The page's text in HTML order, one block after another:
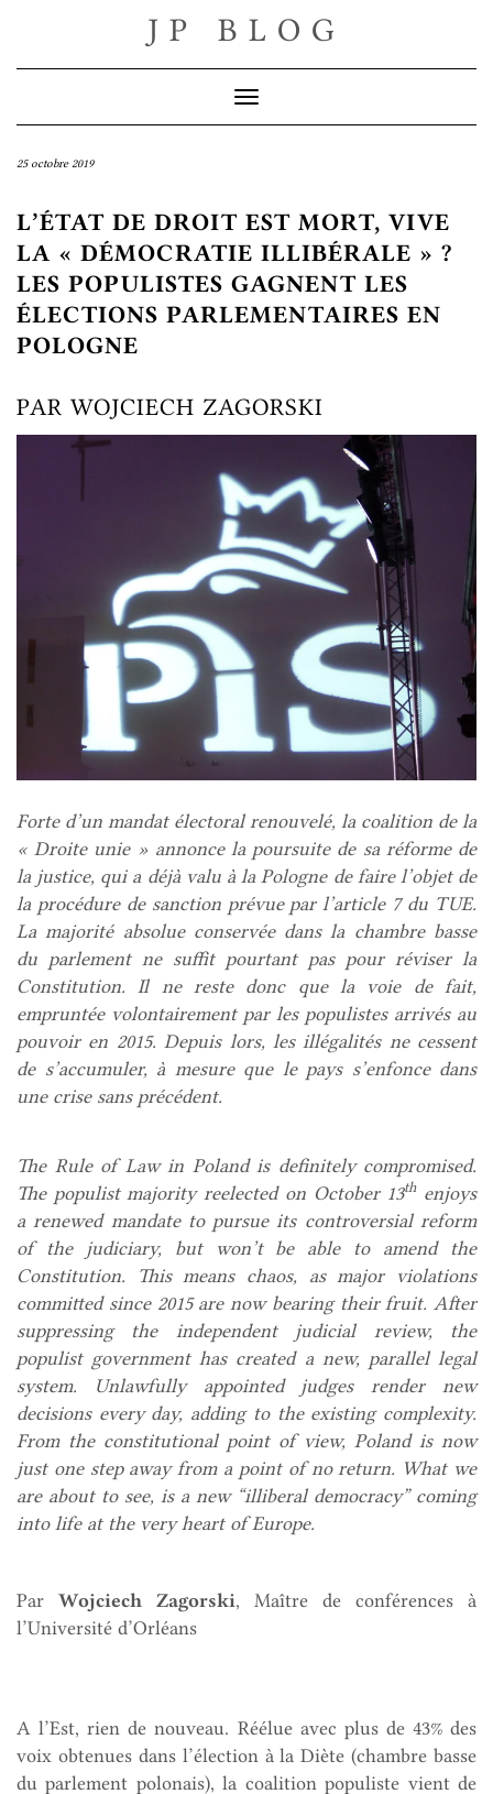
JP BLOG
Toggle Navigation
25 octobre 2019
L’ÉTAT DE DROIT EST MORT, VIVE
LA « DÉMOCRATIE ILLIBÉRALE » ?
LES POPULISTES GAGNENT LES
ÉLECTIONS PARLEMENTAIRES EN
POLOGNE
PAR WOJCIECH ZAGORSKI
Forte d’un mandat électoral renouvelé, la coalition de la
« Droite unie » annonce la poursuite de sa réforme de
la justice, qui a déjà valu à la Pologne de faire l’objet de
la procédure de sanction prévue par l’article 7 du TUE.
La majorité absolue conservée dans la chambre basse
du parlement ne suffit pourtant pas pour réviser la
Constitution. Il ne reste donc que la voie de fait,
empruntée volontairement par les populistes arrivés au
pouvoir en 2015. Depuis lors, les illégalités ne cessent
de s’accumuler, à mesure que le pays s’enfonce dans
une crise sans précédent.
The Rule of Law in Poland is definitely compromised.
The populist majority reelected on October 13thenjoys
a renewed mandate to pursue its controversial reform
of the judiciary, but won’t be able to amend the
Constitution. This means chaos, as major violations
committed since 2015 are now bearing their fruit. After
suppressing the independent judicial review, the
populist government has created a new, parallel legal
system. Unlawfully appointed judges render new
decisions every day, adding to the existing complexity.
From the constitutional point of view, Poland is now
just one step away from a point of no return. What we
are about to see, is a new “illiberal democracy” coming
into life at the very heart of Europe.
Par Wojciech Zagorski, Maître de conférences à
l’Université d’Orléans
A l’Est, rien de nouveau. Réélue avec plus de 43% des
voix obtenues dans l’élection à la Diète (chambre basse
du parlement polonais), la coalition populiste vient de